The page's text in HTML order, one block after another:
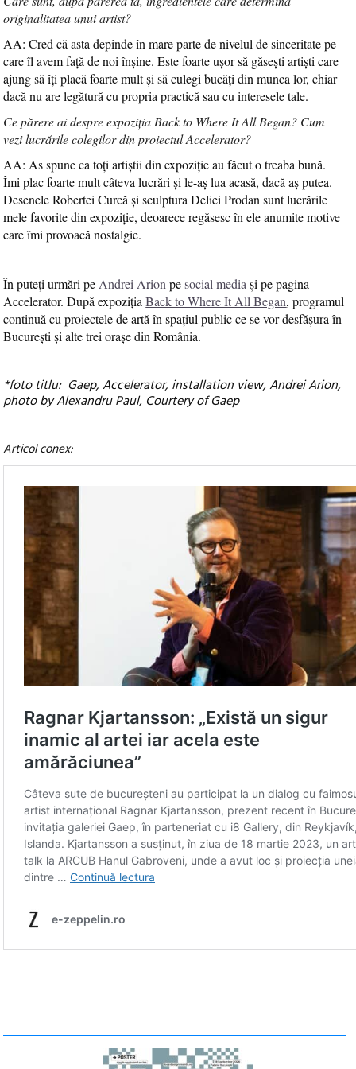
originalitatea unui artist?
AA: Cred că asta depinde în mare parte de nivelul de sinceritate pe
care îl avem față de noi înșine. Este foarte ușor să găsești artiști care
ajung să îți placă foarte mult și să culegi bucăți din munca lor, chiar
dacă nu are legătură cu propria practică sau cu interesele tale.
Ce părere ai despre expoziția Back to Where It All Began? Cum
vezi lucrările colegilor din proiectul Accelerator?
AA: As spune ca toți artiștii din expoziție au făcut o treaba bună.
Îmi plac foarte mult câteva lucrări și le-aș lua acasă, dacă aș putea.
Desenele Robertei Curcă și sculptura Deliei Prodan sunt lucrările
mele favorite din expoziție, deoarece regăsesc în ele anumite motive
care îmi provoacă nostalgie.
În puteți urmări pe Andrei Arion pesocial media și pe pagina
Accelerator. După expozițiaBack to Where It All Began, programul
continuă cu proiectele de artă în spațiul public ce se vor desfășura în
București și alte trei orașe din România.
*foto titlu: Gaep, Accelerator, installation view, Andrei Arion,
photo by Alexandru Paul, Courtery of Gaep
Articol conex: